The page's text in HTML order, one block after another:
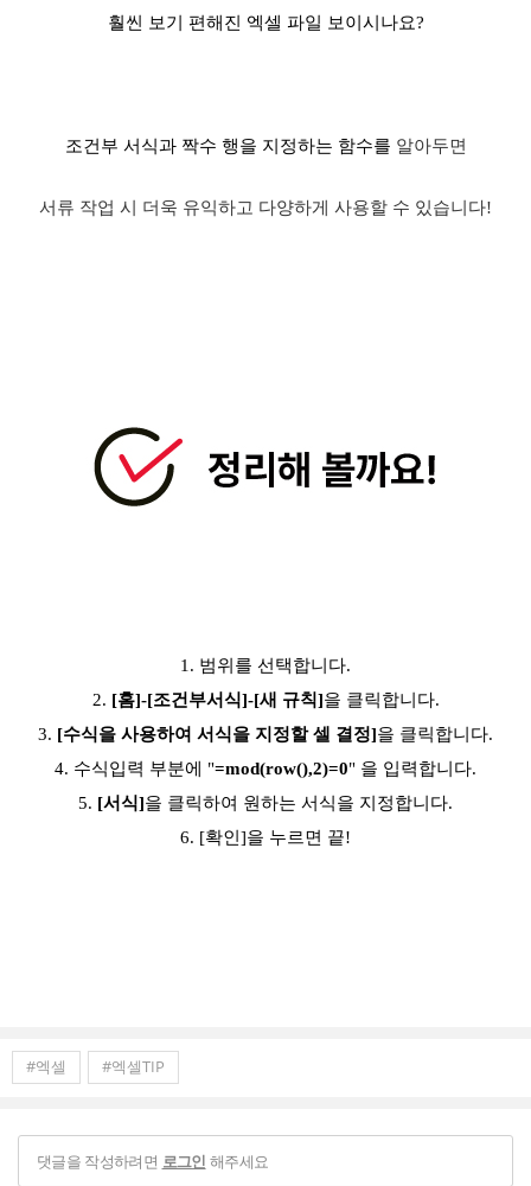
훨씬 보기 편해진 엑셀 파일 보이시나요?
조건부 서식과 짝수 행을 지정하는 함수를 알아두면
서류 작업 시 더욱 유익하고 다양하게 사용할 수 있습니다!
1. 범위를 선택합니다.
2. [홈]-[조건부서식]-[새 규칙]을 클릭합니다.
3. [수식을 사용하여 서식을 지정할 셀 결정]을 클릭합니다.
4. 수식입력 부분에 "=mod(row(),2)=0" 을 입력합니다.
5. [서식]을 클릭하여 원하는 서식을 지정합니다.
6. [확인]을 누르면 끝!
#엑셀 #엑셀TIP
댓글을 작성하려면 로그인 해주세요